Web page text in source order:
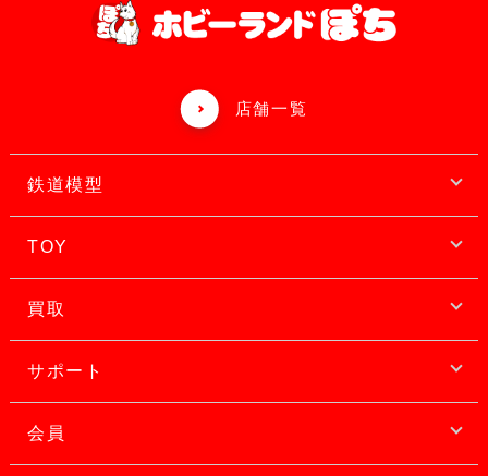
店舗一覧
鉄道模型
TOY
買取
サポート
会員